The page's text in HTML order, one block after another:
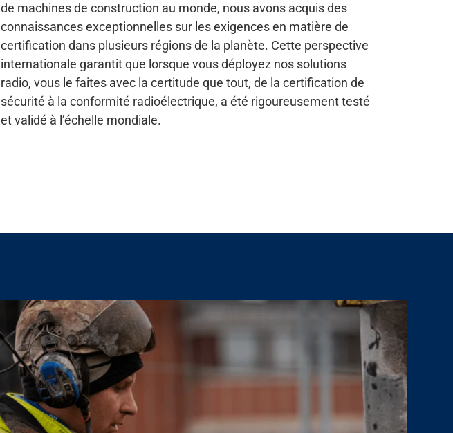
de machines de construction au monde, nous avons acquis des
connaissances exceptionnelles sur les exigences en matière de
certification dans plusieurs régions de la planète. Cette perspective
internationale garantit que lorsque vous déployez nos solutions
radio, vous le faites avec la certitude que tout, de la certification de
sécurité à la conformité radioélectrique, a été rigoureusement testé
et validé à l’échelle mondiale.